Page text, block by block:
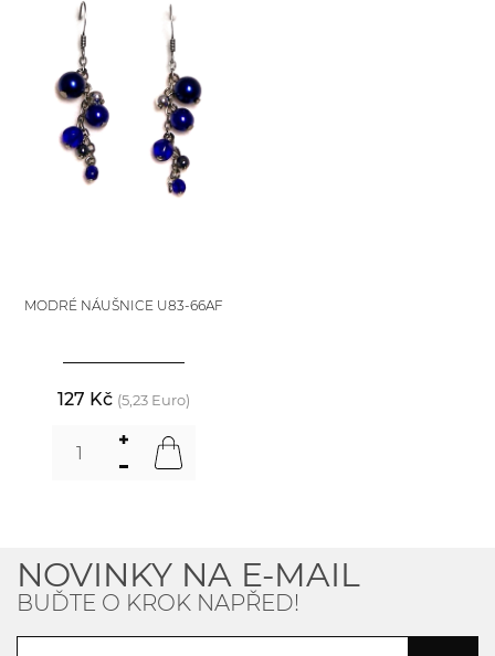
MODRÉ NÁUŠNICE U83-66AF
127 Kč (5,23 Euro)
NOVINKY NA E-MAIL
BUĎTE O KROK NAPŘED!